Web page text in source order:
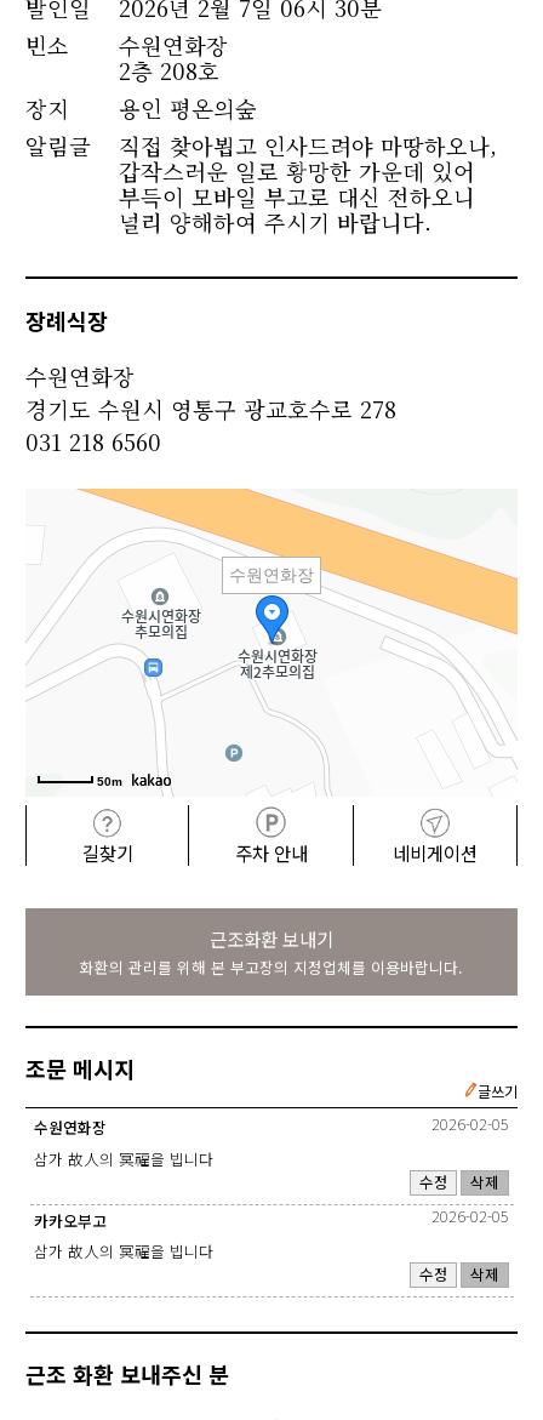
발인일
2026년 2월 7일 06시 30분
빈소
수원연화장
2층 208호
장지
용인 평온의숲
알림글
직접 찾아뵙고 인사드려야 마땅하오나,
갑작스러운 일로 황망한 가운데 있어
부득이 모바일 부고로 대신 전하오니
널리 양해하여 주시기 바랍니다.
장례식장
수원연화장
경기도 수원시 영통구 광교호수로 278
031 218 6560
수원연화장
50m
길찾기 주차 안내 네비게이션
근조화환 보내기
화환의 관리를 위해 본 부고장의 지정업체를 이용바랍니다.
조문 메시지
글쓰기
수원연화장
2026-02-05
삼가 故人의 冥福을 빕니다
수정
삭제
카카오부고
2026-02-05
삼가 故人의 冥福을 빕니다
수정
삭제
근조 화환 보내주신 분